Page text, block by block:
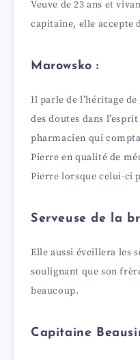
Veuve de 23 ans et
capitaine, elle accepte
Marowsko :
Il parle de l’héritage de
des doutes dans
pharmacien qui
Pierre en qualité de
Pierre lorsque celui-ci
Serveuse de la
Elle aussi éveillera les
soulignant que son
beaucoup.
Capitaine